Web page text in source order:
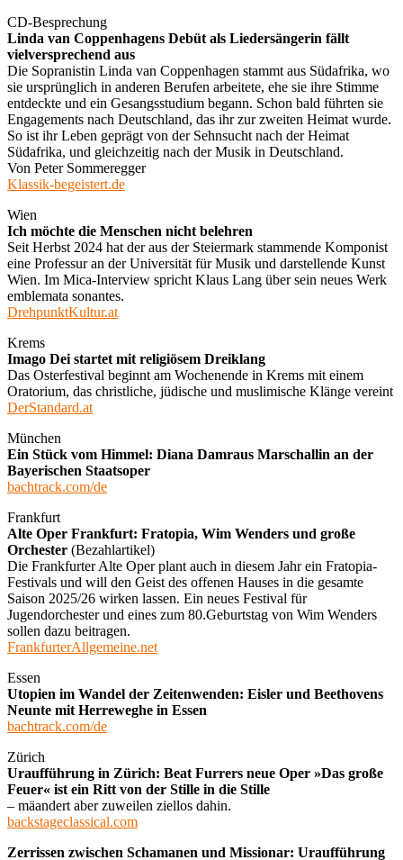
CD-Besprechung
Linda van Coppenhagens Debüt als Liedersängerin fällt
vielversprechend aus
Die Sopranistin Linda van Coppenhagen stammt aus Südafrika, wo
sie ursprünglich in anderen Berufen arbeitete, ehe sie ihre Stimme
entdeckte und ein Gesangsstudium begann. Schon bald führten sie
Engagements nach Deutschland, das ihr zur zweiten Heimat wurde.
So ist ihr Leben geprägt von der Sehnsucht nach der Heimat
Südafrika, und gleichzeitig nach der Musik in Deutschland.
Von Peter Sommeregger
Klassik-begeistert.de
Wien
Ich möchte die Menschen nicht belehren
Seit Herbst 2024 hat der aus der Steiermark stammende Komponist
eine Professur an der Universität für Musik und darstellende Kunst
Wien. Im Mica-Interview spricht Klaus Lang über sein neues Werk
emblemata sonantes.
DrehpunktKultur.at
Krems
Imago Dei startet mit religiösem Dreiklang
Das Osterfestival beginnt am Wochenende in Krems mit einem
Oratorium, das christliche, jüdische und muslimische Klänge vereint
DerStandard.at
München
Ein Stück vom Himmel: Diana Damraus Marschallin an der
Bayerischen Staatsoper
bachtrack.com/de
Frankfurt
Alte Oper Frankfurt: Fratopia, Wim Wenders und große
Orchester (Bezahlartikel)
Die Frankfurter Alte Oper plant auch in diesem Jahr ein Fratopia-
Festivals und will den Geist des offenen Hauses in die gesamte
Saison 2025/26 wirken lassen. Ein neues Festival für
Jugendorchester und eines zum 80.Geburtstag von Wim Wenders
sollen dazu beitragen.
FrankfurterAllgemeine.net
Essen
Utopien im Wandel der Zeitenwenden: Eisler und Beethovens
Neunte mit Herreweghe in Essen
bachtrack.com/de
Zürich
Uraufführung in Zürich: Beat Furrers neue Oper »Das große
Feuer« ist ein Ritt von der Stille in die Stille
– mäandert aber zuweilen ziellos dahin.
backstageclassical.com
Zerrissen zwischen Schamanen und Missionar: Uraufführung